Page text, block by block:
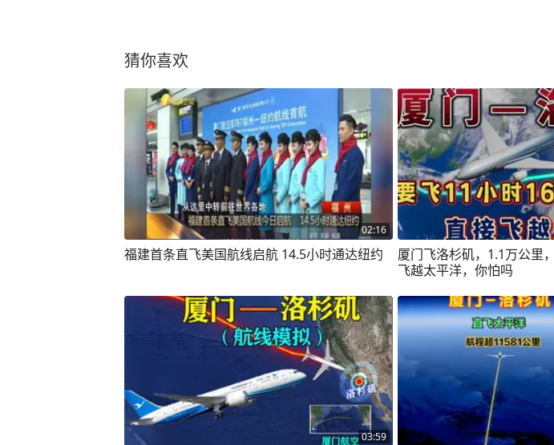
猜你喜欢
02:16
福建首条直飞美国航线启航 14.5小时通达纽约
厦门飞洛杉矶，1.1万公里
飞越太平洋，你怕吗
03:59